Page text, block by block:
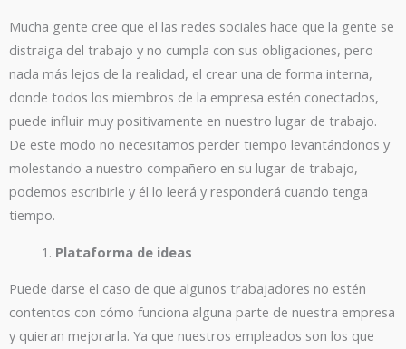
Mucha gente cree que el las redes sociales hace que la gente se
distraiga del trabajo y no cumpla con sus obligaciones, pero
nada más lejos de la realidad, el crear una de forma interna,
donde todos los miembros de la empresa estén conectados,
puede influir muy positivamente en nuestro lugar de trabajo.
De este modo no necesitamos perder tiempo levantándonos y
molestando a nuestro compañero en su lugar de trabajo,
podemos escribirle y él lo leerá y responderá cuando tenga
tiempo.
Plataforma de ideas
Puede darse el caso de que algunos trabajadores no estén
contentos con cómo funciona alguna parte de nuestra empresa
y quieran mejorarla. Ya que nuestros empleados son los que